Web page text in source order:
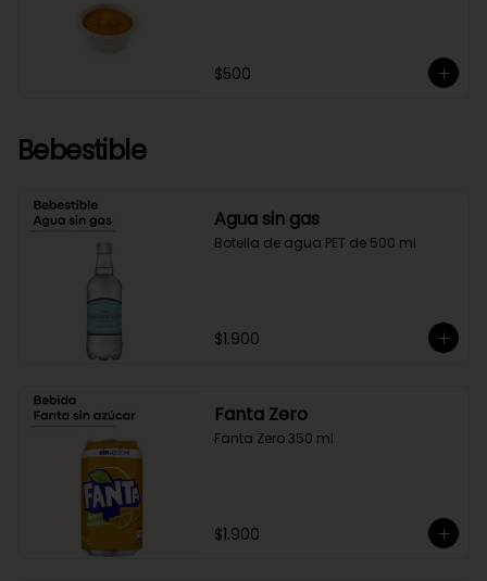
$500
Bebestible
Agua sin gas
Botella de agua PET de 500 ml
$1.900
Fanta Zero
Fanta Zero 350 ml
$1.900